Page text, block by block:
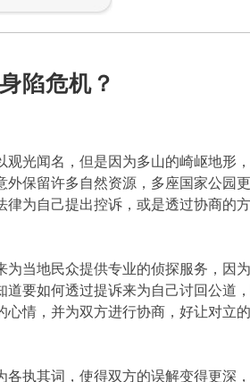
陷危机？
光闻名，但是因为多山的崎岖地形
保留许多自然资源，多座国家公园
为自己提出控诉，或是透过协商的
当地民众提供专业的侦探服务，因
要如何透过提诉来为自己讨回公道
情，并为双方进行协商，好让对立
执其词，使得双方的误解变得更深